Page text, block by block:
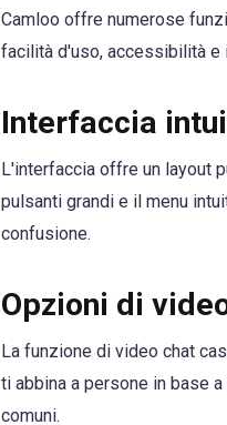
Camloo offre numerose
facilità d'uso, accessibilità e
Interfaccia
L'interfaccia offre un layout
pulsanti grandi e il menu
confusione.
Opzioni di
La funzione di video chat
ti abbina a persone in base
comuni.